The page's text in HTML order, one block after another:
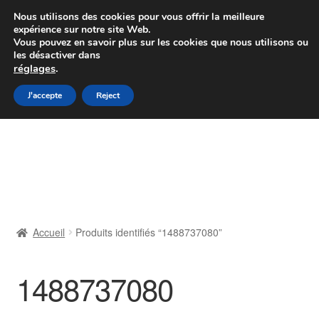
Colissimo livraison à partir de 7 EUR
Du lundi au vendredi de 9 h à 16 h
Aller
à
Aller
au
Livraison
Accueil Produits identifiés “1488737080”
1488737080
Nous utilisons des cookies pour vous offrir la meilleure
expérience sur notre site Web.
Vous pouvez en savoir plus sur les cookies que nous utilisons ou
les désactiver dans
réglages.
J'accepte Reject